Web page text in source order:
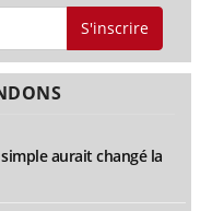
S'inscrire
aurait changé la